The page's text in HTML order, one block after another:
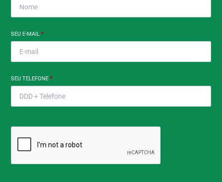
SEU E-MAIL*
SEU TELEFONE*